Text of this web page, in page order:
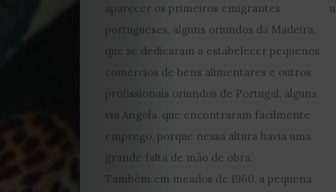
Condições
Política
de
Cookies
aparecer os primeiros emigrantes
portugueses, alguns oriundos da Madeira,
que se dedicaram a estabelecer pequenos
comércios de bens alimentares e outros
profissionais oriundos de Portugal, alguns
via Angola, que encontraram facilmente
emprego, porque nessa altura havia uma
grande falta de mão de obra.
Também em meados de 1960, a pequena